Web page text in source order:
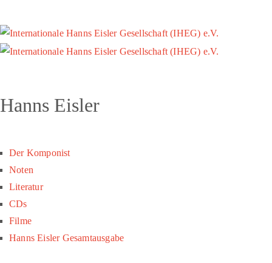
Hanns Eisler
Der Komponist
Noten
Literatur
CDs
Filme
Hanns Eisler Gesamtausgabe